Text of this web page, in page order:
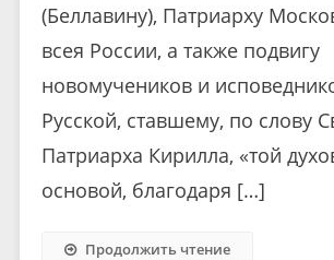
(Беллавину), Патриарху
всея России, а также подвигу
новомучеников и
Русской, ставшему, по слову
Патриарха Кирилла, «той
основой, благодаря […]
Продолжить чтение